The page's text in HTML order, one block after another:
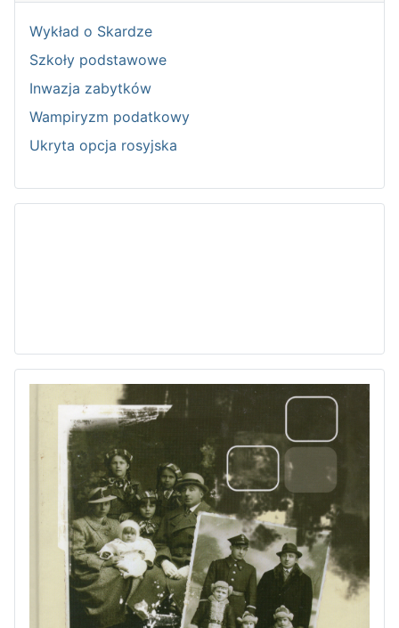
Wykład o Skardze
Szkoły podstawowe
Inwazja zabytków
Wampiryzm podatkowy
Ukryta opcja rosyjska